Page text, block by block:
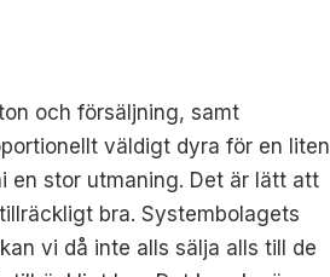
och försäljning, samt
väldigt dyra för en liten
en stor utmaning. Det är lätt att
bra. Systembolagets
vi då inte alls sälja alls till de